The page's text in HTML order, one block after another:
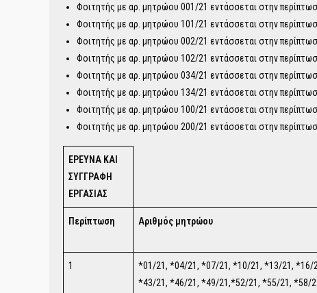
Φοιτητής με αρ. μητρώου 001/21 εντάσσεται στην
Φοιτητής με αρ. μητρώου 101/21 εντάσσεται στην
Φοιτητής με αρ. μητρώου 002/21 εντάσσεται στην
Φοιτητής με αρ. μητρώου 102/21 εντάσσεται στην
Φοιτητής με αρ. μητρώου 034/21 εντάσσεται στην
Φοιτητής με αρ. μητρώου 134/21 εντάσσεται στην
Φοιτητής με αρ. μητρώου 100/21 εντάσσεται στην
Φοιτητής με αρ. μητρώου 200/21 εντάσσεται στην
ΕΡΕΥΝΑ ΚΑΙ
ΣΥΓΓΡΑΦΗ
ΕΡΓΑΣΙΑΣ
Περίπτωση Αριθμός μητρώου
1
*01/21, *04/21, *07/21, *10/21, *13/21,
*43/21, *46/21, *49/21,*52/21, *55/21, *58/